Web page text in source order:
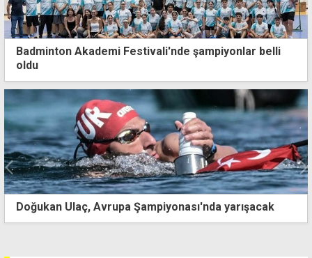
Badminton Akademi Festivali'nde şampiyonlar belli
oldu
Avrupa Şampiyonası'nda yarışacak
Üstel:
yatırımdır